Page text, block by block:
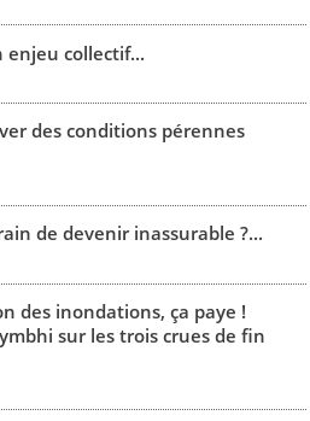
enjeu collectif...
des conditions pérennes
de devenir inassurable ?...
des inondations, ça paye !
sur les trois crues de fin